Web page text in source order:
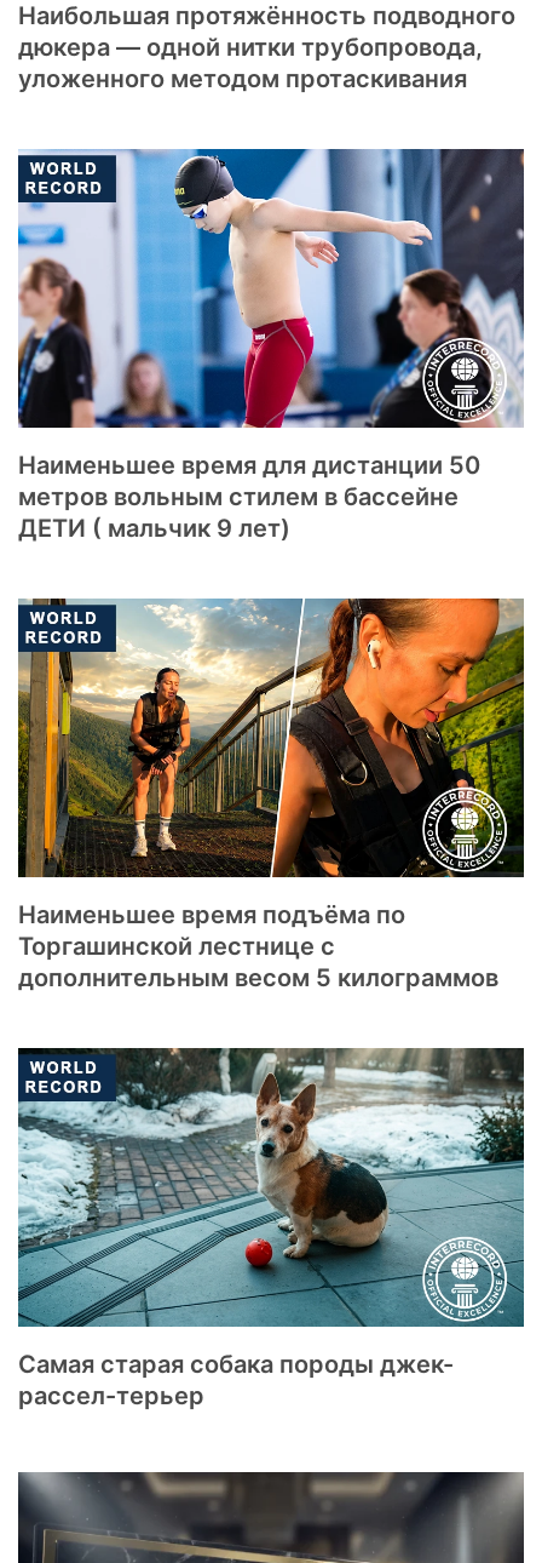
Наибольшая протяжённость подводного
дюкера — одной нитки трубопровода,
уложенного методом протаскивания
Наименьшее время для дистанции 50
метров вольным стилем в бассейне
ДЕТИ ( мальчик 9 лет)
Наименьшее время подъёма по
Торгашинской лестнице с
дополнительным весом 5 килограммов
Самая старая собака породы джек-
рассел-терьер